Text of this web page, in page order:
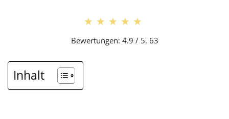
★★★★★
★★★★★
Bewertungen: 4.9 / 5. 63
Inhalt